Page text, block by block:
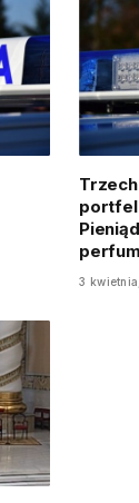
portfel
3